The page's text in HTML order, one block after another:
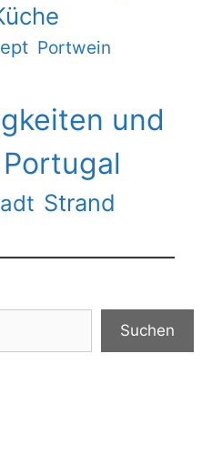
Portwein
und
Strand
Suchen